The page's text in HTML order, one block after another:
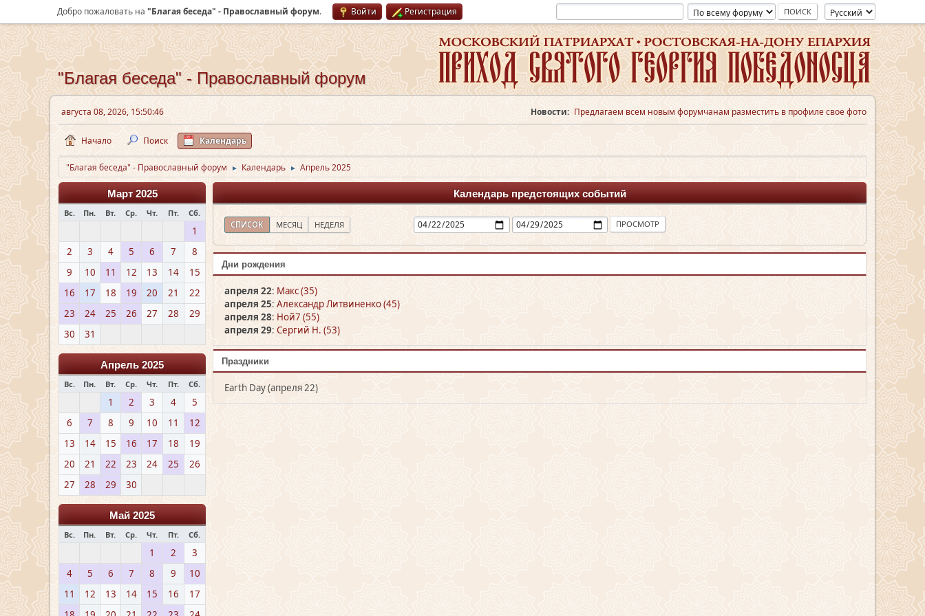
Добро пожаловать на "Благая беседа" - Православный форум. Войти Регистрация
"Благая беседа" - Православный форум
августа 08, 2026, 15:50:46 Новости: Предлагаем всем новым форумчанам разместить в профиле свое фото
Начало Поиск Календарь
"Благая беседа" - Православный форум ► Календарь ► Апрель 2025
Март 2025
Вс. Пн. Вт. Ср. Чт. Пт. Сб.
1
2
3 4 5 6 7
8
9
10 11 12 13 14
15
16
17 18 19 20 21
22
23
24 25 26 27 28
29
30
31
Апрель 2025
Вс. Пн. Вт. Ср. Чт. Пт. Сб.
1 2 3 4
5
6
7 8 9 10 11
12
13
14 15 16 17 18
19
20
21 22 23 24 25
26
27
28 29 30
Май 2025
Вс. Пн. Вт. Ср. Чт. Пт. Сб.
1 2
3
4
5 6 7 8 9
10
11
12 13 14 15 16
17
Календарь предстоящих событий
СПИСОК МЕСЯЦ НЕДЕЛЯ
Дни рождения
апреля 22: Макс (35)
апреля 25: Александр Литвиненко (45)
апреля 28: Ной7 (55)
апреля 29: Сергий Н. (53)
Праздники
Earth Day (апреля 22)